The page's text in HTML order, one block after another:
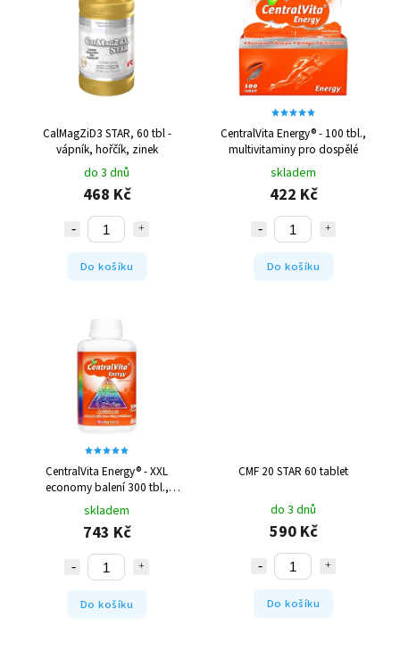
Abecedně
CalMagZiD3 STAR, 60 tbl -
vápník, hořčík, zinek
do 3 dnů
468 Kč
Do košíku
CentralVita Energy® - 100 tbl.,
multivitaminy pro dospělé
skladem
422 Kč
Do košíku
CentralVita Energy® - XXL
economy balení 300 tbl.,
multivitaminy pro dospělé
skladem
743 Kč
Do košíku
CMF 20 STAR 60 tablet
do 3 dnů
590 Kč
Do košíku